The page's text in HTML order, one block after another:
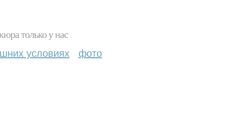
только у нас
условиях фото